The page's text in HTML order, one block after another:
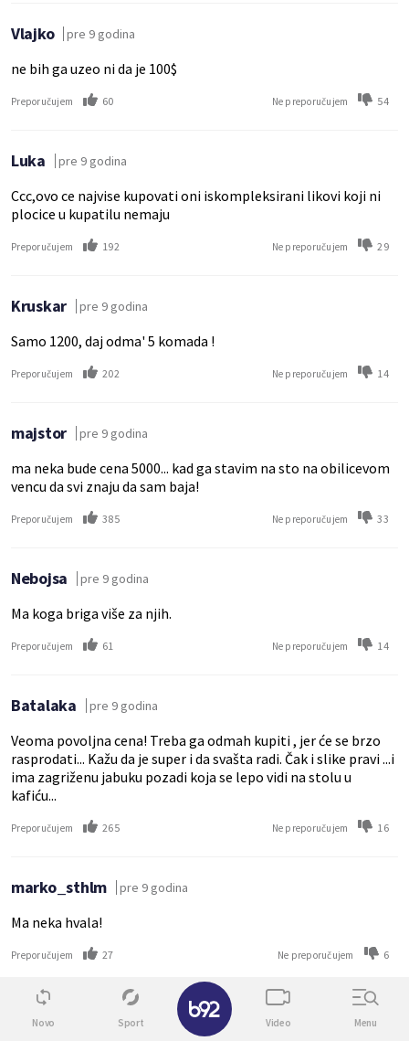
Vlajko pre 9 godina
ne bih ga uzeo ni da je 100$
Preporučujem 60 Ne preporučujem 54
Luka pre 9 godina
Ccc,ovo ce najvise kupovati oni iskompleksirani likovi koji ni
plocice u kupatilu nemaju
Preporučujem 192 Ne preporučujem 29
Kruskar pre 9 godina
Samo 1200, daj odma' 5 komada !
Preporučujem 202 Ne preporučujem 14
majstor pre 9 godina
ma neka bude cena 5000... kad ga stavim na sto na obilicevom
vencu da svi znaju da sam baja!
Preporučujem 385 Ne preporučujem 33
Nebojsa pre 9 godina
Ma koga briga više za njih.
Preporučujem 61 Ne preporučujem 14
Batalaka pre 9 godina
Veoma povoljna cena! Treba ga odmah kupiti , jer će se brzo
rasprodati... Kažu da je super i da svašta radi. Čak i slike pravi ...i
ima zagriženu jabuku pozadi koja se lepo vidi na stolu u
kafiću...
Preporučujem 265 Ne preporučujem 16
marko_sthlm pre 9 godina
Ma neka hvala!
Preporučujem 27 Ne preporučujem 6
JoBaH
Novo Sport Video Menu
✕